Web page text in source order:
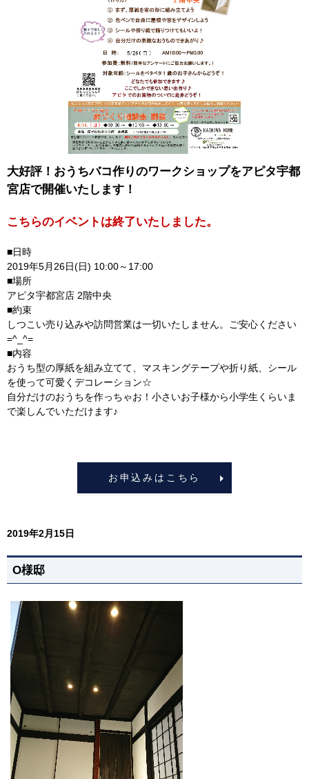
大好評！おうちバコ作りのワークショップをアピタ宇都
宮店で開催いたします！
こちらのイベントは終了いたしました。
■日時
2019年5月26日(日) 10:00～17:00
■場所
アピタ宇都宮店 2階中央
■約束
しつこい売り込みや訪問営業は一切いたしません。ご安心ください
=^_^=
■内容
おうち型の厚紙を組み立てて、マスキングテープや折り紙、シール
を使って可愛くデコレーション☆
自分だけのおうちを作っちゃお！小さいお子様から小学生くらいま
で楽しんでいただけます♪
お申込みはこちら
2019年2月15日
O様邸